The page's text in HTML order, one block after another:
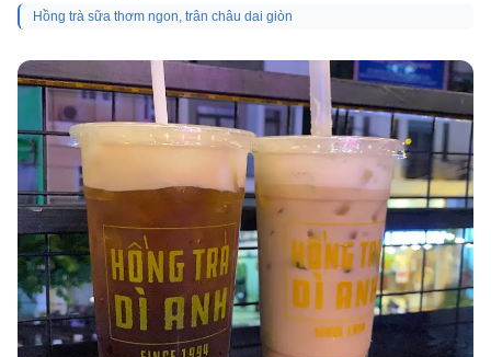
Hồng trà sữa thơm ngon, trân châu dai giòn